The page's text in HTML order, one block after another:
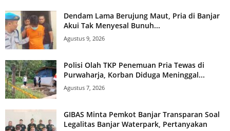
Dendam Lama Berujung Maut, Pria di Banjar
Akui Tak Menyesal Bunuh...
Agustus 9, 2026
Polisi Olah TKP Penemuan Pria Tewas di
Purwaharja, Korban Diduga Meninggal...
Agustus 7, 2026
GIBAS Minta Pemkot Banjar Transparan Soal
Legalitas Banjar Waterpark, Pertanyakan